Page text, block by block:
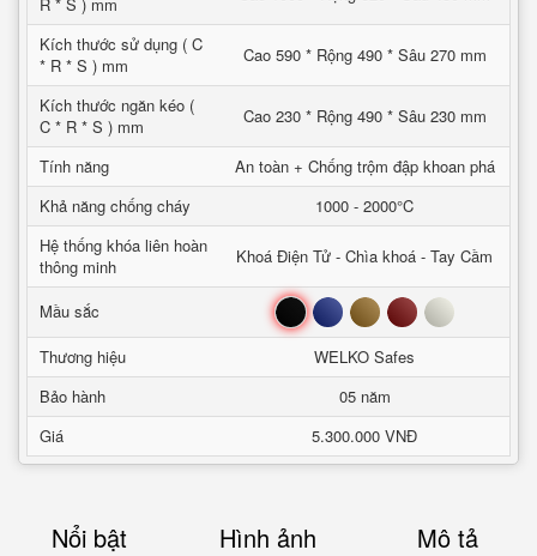
Kích thước sử dụng ( C
* R * S ) mm
Cao 590 * Rộng 490 * Sâu 270 mm
Kích thước ngăn kéo (
C * R * S ) mm
Cao 230 * Rộng 490 * Sâu 230 mm
Tính năng
An toàn + Chống trộm đập khoan phá
Khả năng chống cháy
1000 - 2000°C
Hệ thống khóa liên hoàn
thông minh
Khoá Điện Tử - Chìa khoá - Tay Cầm
Mầu sắc Đen Xanh Nâu Đỏ Trắng
Thương hiệu
WELKO Safes
Bảo hành
05 năm
Giá
5.300.000 VNĐ
Nổi bật Hình ảnh Mô tả